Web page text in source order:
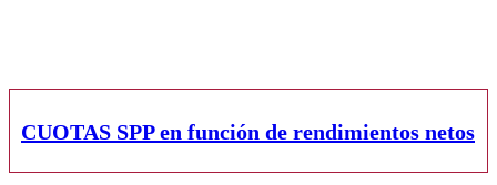
CUOTAS SPP en función de rendimientos netos